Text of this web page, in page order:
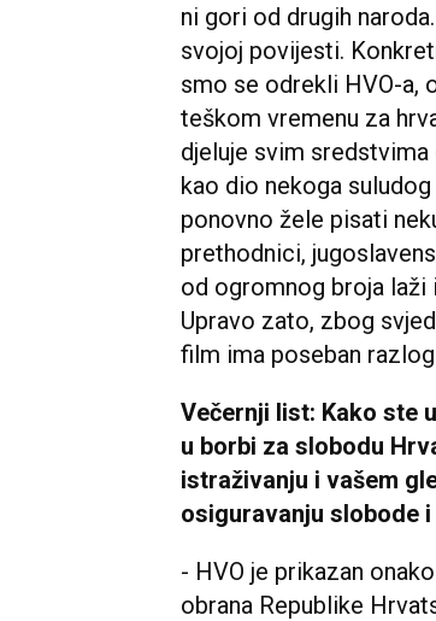
ni gori od drugih
svojoj povijesti.
smo se odrekli HVO-a,
teškom vremenu za
djeluje svim
kao dio nekoga
ponovno žele pisati
prethodnici,
od ogromnog broja laži
Upravo zato, zbog
film ima poseban
Večernji list: Kako ste
u borbi za slobodu
istraživanju i vašem
osiguravanju slobode
- HVO je prikazan
obrana Republike